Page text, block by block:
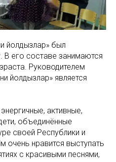
йолдызлар» был
его составе занимаются
Руководителем
йолдызлар» является
активные,
объединённые
своей Республики и
очень нравится выступать
с красивыми песнями,